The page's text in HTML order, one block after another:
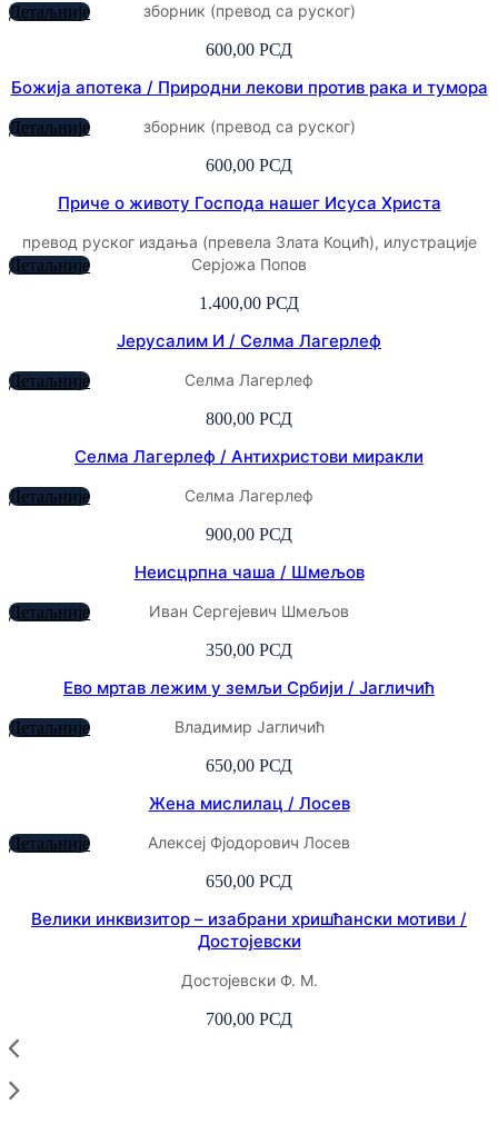
зборник (превод са руског)
600,00 РСД
Детаљније
Божија апотека / Природни лекови против рака и тумора
зборник (превод са руског)
600,00 РСД
Детаљније
Приче о животу Господа нашег Исуса Христа
превод руског издања (превела Злата Коцић), илустрације
Серјожа Попов
1.400,00 РСД
Детаљније
Јерусалим И / Селма Лагерлеф
Селма Лагерлеф
800,00 РСД
Детаљније
Селма Лагерлеф / Антихристови миракли
Селма Лагерлеф
900,00 РСД
Детаљније
Неисцрпна чаша / Шмељов
Иван Сергејевич Шмељов
350,00 РСД
Детаљније
Ево мртав лежим у земљи Србији / Јагличић
Владимир Јагличић
650,00 РСД
Детаљније
Жена мислилац / Лосев
Алексеј Фјодорович Лосев
650,00 РСД
Детаљније
Велики инквизитор – изабрани хришћански мотиви /
Достојевски
Достојевски Ф. М.
700,00 РСД